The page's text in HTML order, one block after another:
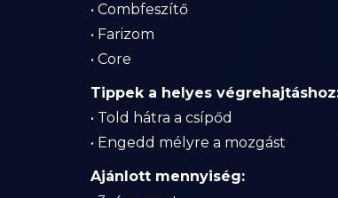
• Combfeszítő
• Farizom
• Core
Tippek a helyes
• Told hátra a csípőd
• Engedd mélyre a mozgást
Ajánlott mennyiség: